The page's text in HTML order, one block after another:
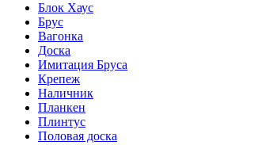
Блок Хаус
Брус
Вагонка
Доска
Имитация Бруса
Крепеж
Наличник
Планкен
Плинтус
Половая доска